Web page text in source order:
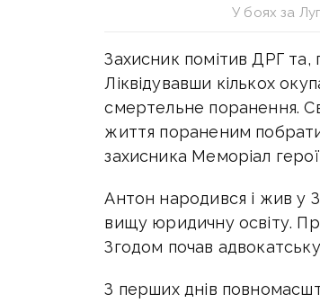
У боях за
Захисник помітив ДРГ
Ліквідувавши кількох
смертельне поранення.
життя пораненим
захисника Меморіал
Антон народився і жив у
вищу юридичну освіту.
Згодом почав адвокатську
З перших днів